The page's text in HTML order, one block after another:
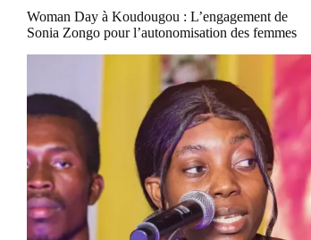
Woman Day à Koudougou : L’engagement de
Sonia Zongo pour l’autonomisation des femmes